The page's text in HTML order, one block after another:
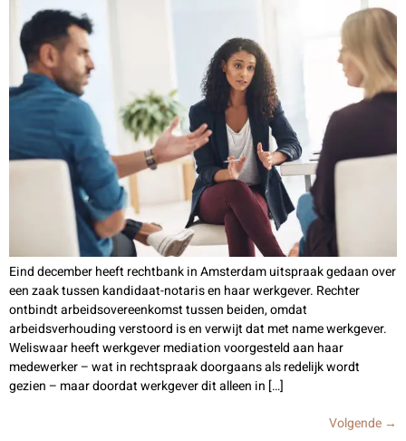
Eind december heeft rechtbank in Amsterdam uitspraak gedaan over
een zaak tussen kandidaat-notaris en haar werkgever. Rechter
ontbindt arbeidsovereenkomst tussen beiden, omdat
arbeidsverhouding verstoord is en verwijt dat met name werkgever.
Weliswaar heeft werkgever mediation voorgesteld aan haar
medewerker – wat in rechtspraak doorgaans als redelijk wordt
gezien – maar doordat werkgever dit alleen in […]
Volgende →